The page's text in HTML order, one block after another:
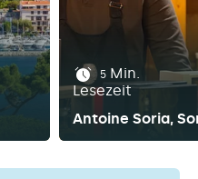
5 Min.
Lesezeit
Antoine Soria,